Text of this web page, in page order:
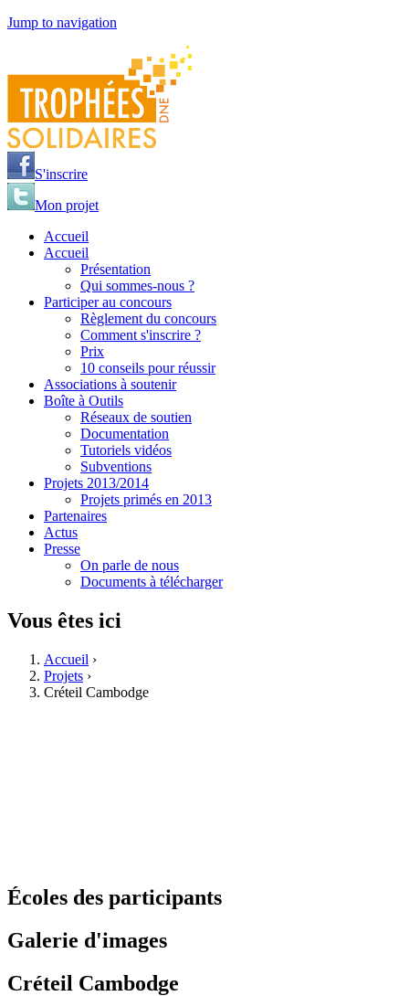
Jump to navigation
S'inscrire
Mon projet
Accueil
Accueil
Présentation
Qui sommes-nous ?
Participer au concours
Règlement du concours
Comment s'inscrire ?
Prix
10 conseils pour réussir
Associations à soutenir
Boîte à Outils
Réseaux de soutien
Documentation
Tutoriels vidéos
Subventions
Projets 2013/2014
Projets primés en 2013
Partenaires
Actus
Presse
On parle de nous
Documents à télécharger
Vous êtes ici
Accueil ›
Projets ›
Créteil Cambodge
Écoles des participants
Galerie d'images
Créteil Cambodge